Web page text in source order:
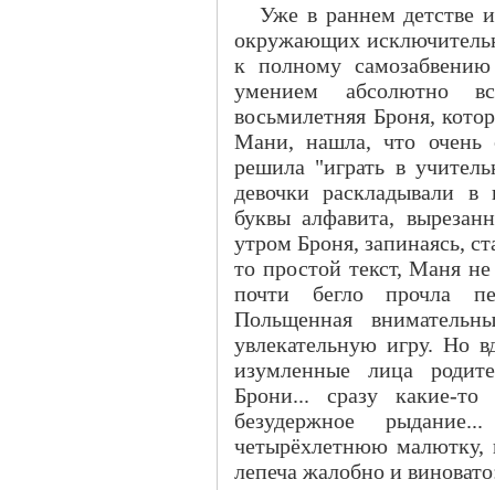
Уже в раннем детстве
окружающих
к полному
умением абсолютно
восьмилетняя Броня,
Мани, нашла, что очень
решила "играть в
девочки раскладывали в
буквы алфавита,
утром Броня, запинаясь,
то простой текст, Маня
почти бегло прочла
Польщенная
увлекательную игру. Но
изумленные лица
Брони... сразу какие-то
безудержное
четырёхлетнюю малютку,
лепеча жалобно и